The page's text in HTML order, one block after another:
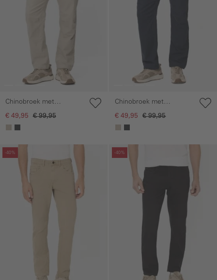
Chinobroek met
trekkoord
€ 49,95 € 99,95
Chinobroek met
trekkoord
€ 49,95 € 99,95
-40%
overslaan
-40%
Galerie overslaan